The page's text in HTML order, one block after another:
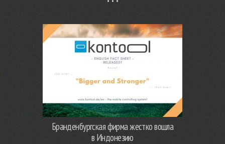
Бранденбургская фирма жестко вошла
в Индонезию